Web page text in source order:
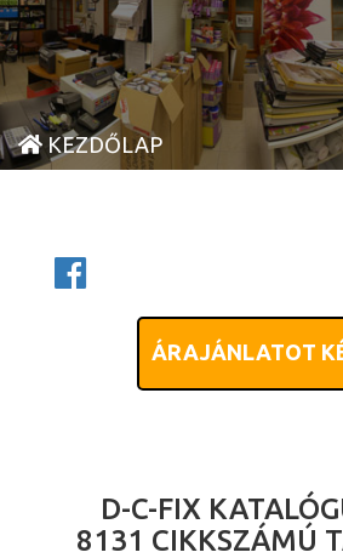
KEZDŐLAP
ÁRAJÁNLATOT
D-C-FIX
8131 CIKKSZÁMÚ